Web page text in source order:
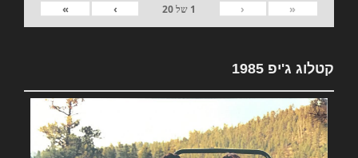
«
‹
1 של20
›
»
קטלוג ג'יפ 1985